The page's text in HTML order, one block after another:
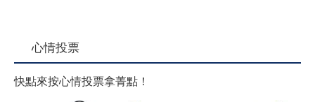
心情投票
快點來按心情投票拿菁點！